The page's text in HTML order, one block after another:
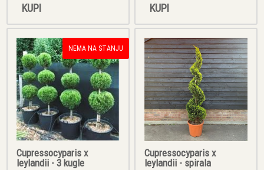
KUPI KUPI
NEMA NA STANJU
Cupressocyparis x
leylandii - 3 kugle
Cupressocyparis x
leylandii - spirala